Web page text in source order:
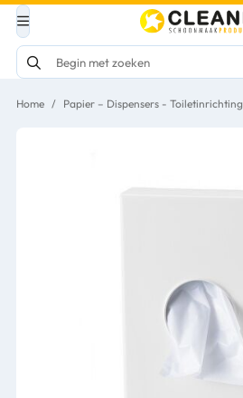
Home / Papier – Dispensers - Toiletinrichting